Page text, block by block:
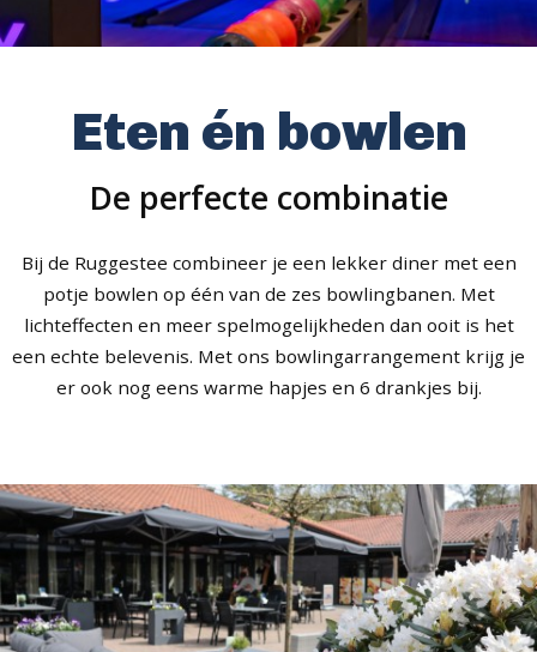
Eten én bowlen
De perfecte combinatie
Bij de Ruggestee combineer je een lekker diner met een
potje bowlen op één van de zes bowlingbanen. Met
lichteffecten en meer spelmogelijkheden dan ooit is het
een echte belevenis. Met ons bowlingarrangement krijg je
er ook nog eens warme hapjes en 6 drankjes bij.